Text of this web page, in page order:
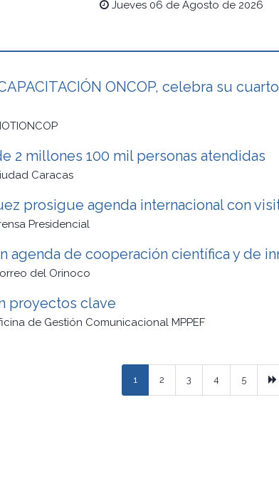
Jueves 06 de Agosto de 2026
ONCOP, celebra su
2 millones 100 mil personas atendidas
Caracas
prosigue agenda internacional con
Presidencial
agenda de cooperación científica y de
del Orinoco
proyectos clave
de Gestión Comunicacional MPPEF
1 2 3 4 5